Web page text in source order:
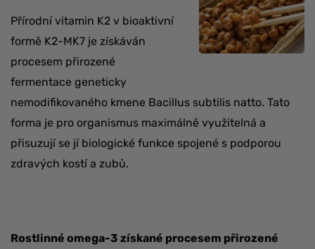
Přírodní vitamin K2 v bioaktivní
formě K2-MK7 je získáván
procesem přirozené
fermentace geneticky
nemodifikovaného kmene Bacillus subtilis natto. Tato
forma je pro organismus maximálně využitelná a
přisuzují se jí biologické funkce spojené s podporou
zdravých kostí a zubů.
Rostlinné omega-3 získané procesem přirozené